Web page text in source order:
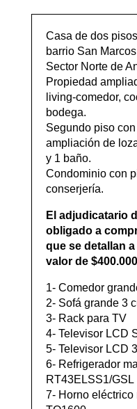
Casa de dos
barrio San
Sector Norte de
Propiedad
living-comedor,
bodega.
Segundo piso
ampliación de
y 1 baño.
Condominio con
conserjería.
El adjudicatario
obligado a
que se detallan
valor de
1- Comedor
2- Sofá grande 3
3- Rack para TV
4- Televisor LCD
5- Televisor LCD
6- Refrigerador
RT43ELSS1/GSL
7- Horno